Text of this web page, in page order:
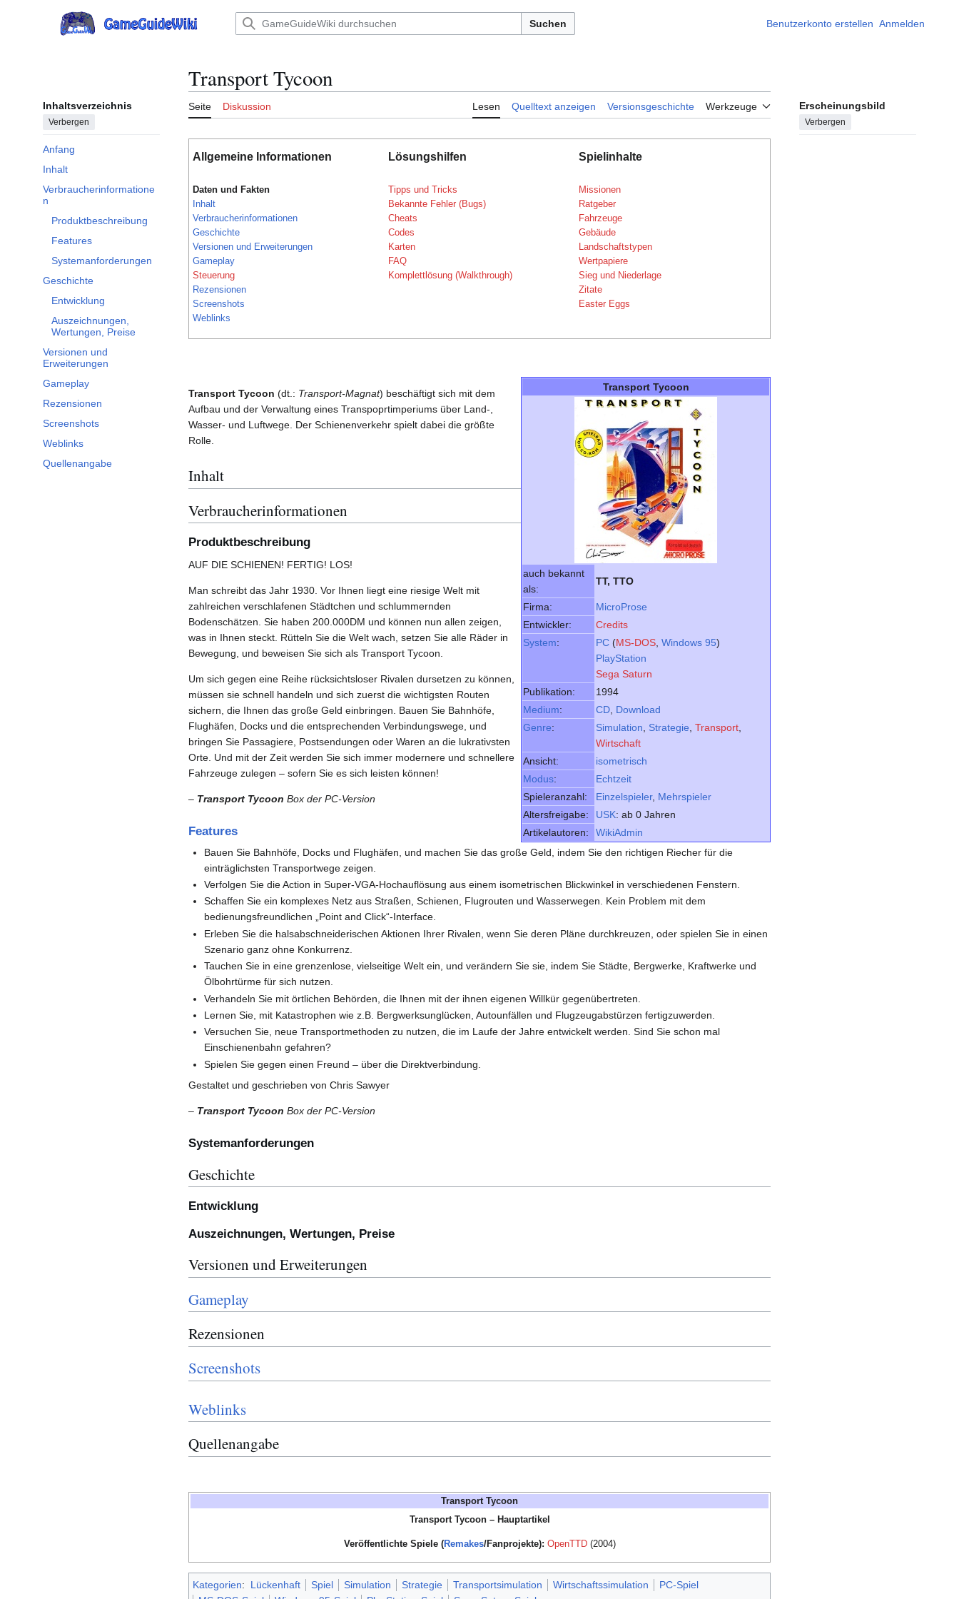
Hauptmenü Suchen Benutzerkonto erstellen Anmelden
Inhaltsverzeichnis
Verbergen
Anfang
Inhalt
Verbraucherinformatione
n
Unterabschnitt Verbraucherinformationen umschalten
Produktbeschreibung
Features
Systemanforderungen
Geschichte
Entwicklung
Auszeichnungen,
Wertungen, Preise
Versionen und
Erweiterungen
Gameplay
Rezensionen
Screenshots
Weblinks
Quellenangabe
Transport Tycoon
Seite Diskussion Lesen Quelltext anzeigen Versionsgeschichte Werkzeuge Erscheinungsbild
Verbergen
Allgemeine Informationen Lösungshilfen Spielinhalte
Daten und Fakten
Inhalt
Verbraucherinformationen
Geschichte
Versionen und Erweiterungen
Gameplay
Steuerung
Rezensionen
Screenshots
Weblinks
Tipps und Tricks
Bekannte Fehler (Bugs)
Cheats
Codes
Karten
FAQ
Komplettlösung (Walkthrough)
Missionen
Ratgeber
Fahrzeuge
Gebäude
Landschaftstypen
Wertpapiere
Sieg und Niederlage
Zitate
Easter Eggs
Transport Tycoon
auch bekannt
als:
TT, TTO
Firma:
MicroProse
Entwickler:
Credits
System: PC (MS-DOS Windows 95)
PlayStation
Sega Saturn
Publikation:
1994
Medium: CD Download
Genre: Simulation Strategie Transport
Wirtschaft
Ansicht:
isometrisch
Modus:
Echtzeit
Spieleranzahl:
Einzelspieler, Mehrspieler
Altersfreigabe:
USK: ab 0 Jahren
Artikelautoren:
WikiAdmin
Transport Tycoon (dt.: Transport-Magnat) beschäftigt sich mit dem
Aufbau und der Verwaltung eines Transpoprtimperiums über Land-,
Wasser- und Luftwege. Der Schienenverkehr spielt dabei die größte
Rolle.
Inhalt
Verbraucherinformationen
Produktbeschreibung
AUF DIE SCHIENEN! FERTIG! LOS!
Man schreibt das Jahr 1930. Vor Ihnen liegt eine riesige Welt mit
zahlreichen verschlafenen Städtchen und schlummernden
Bodenschätzen. Sie haben 200.000DM und können nun allen zeigen,
was in Ihnen steckt. Rütteln Sie die Welt wach, setzen Sie alle Räder in
Bewegung, und beweisen Sie sich als Transport Tycoon.
Um sich gegen eine Reihe rücksichtsloser Rivalen dursetzen zu können,
müssen sie schnell handeln und sich zuerst die wichtigsten Routen
sichern, die Ihnen das große Geld einbringen. Bauen Sie Bahnhöfe,
Flughäfen, Docks und die entsprechenden Verbindungswege, und
bringen Sie Passagiere, Postsendungen oder Waren an die lukrativsten
Orte. Und mit der Zeit werden Sie sich immer modernere und schnellere
Fahrzeuge zulegen – sofern Sie es sich leisten können!
– Transport Tycoon Box der PC-Version
Features
Bauen Sie Bahnhöfe, Docks und Flughäfen, und machen Sie das große Geld, indem Sie den richtigen Riecher für die
einträglichsten Transportwege zeigen.
Verfolgen Sie die Action in Super-VGA-Hochauflösung aus einem isometrischen Blickwinkel in verschiedenen Fenstern.
Schaffen Sie ein komplexes Netz aus Straßen, Schienen, Flugrouten und Wasserwegen. Kein Problem mit dem
bedienungsfreundlichen „Point and Click“-Interface.
Erleben Sie die halsabschneiderischen Aktionen Ihrer Rivalen, wenn Sie deren Pläne durchkreuzen, oder spielen Sie in einen
Szenario ganz ohne Konkurrenz.
Tauchen Sie in eine grenzenlose, vielseitige Welt ein, und verändern Sie sie, indem Sie Städte, Bergwerke, Kraftwerke und
Ölbohrtürme für sich nutzen.
Verhandeln Sie mit örtlichen Behörden, die Ihnen mit der ihnen eigenen Willkür gegenübertreten.
Lernen Sie, mit Katastrophen wie z.B. Bergwerksunglücken, Autounfällen und Flugzeugabstürzen fertigzuwerden.
Versuchen Sie, neue Transportmethoden zu nutzen, die im Laufe der Jahre entwickelt werden. Sind Sie schon mal
Einschienenbahn gefahren?
Spielen Sie gegen einen Freund – über die Direktverbindung.
Gestaltet und geschrieben von Chris Sawyer
– Transport Tycoon Box der PC-Version
Systemanforderungen
Geschichte
Entwicklung
Auszeichnungen, Wertungen, Preise
Versionen und Erweiterungen
Gameplay
Rezensionen
Screenshots
Weblinks
Quellenangabe
Transport Tycoon
Transport Tycoon – Hauptartikel
Veröffentlichte Spiele (Remakes/Fanprojekte): OpenTTD(2004)
Kategorien: Lückenhaft Spiel Simulation Strategie Transportsimulation Wirtschaftssimulation
PC-Spiel